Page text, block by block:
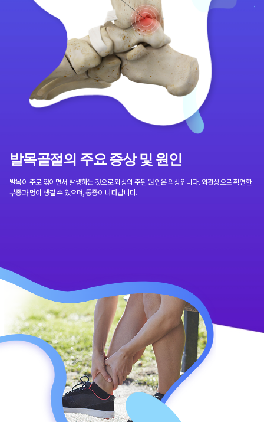
발목골절의 주요 증상 및 원인
발목이 주로 꺾이면서 발생하는 것으로 외상의 주된 원인은 외상입니다. 외관상으로 확연한
부종과 멍이 생길 수 있으며, 통증이 나타납니다.